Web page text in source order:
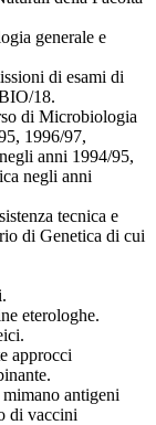
generale e
di esami di
18.
di Microbiologia
1996/97,
anni 1994/95,
negli anni
tecnica e
di Genetica di cui
eterologhe.
approcci
antigeni
di vaccini